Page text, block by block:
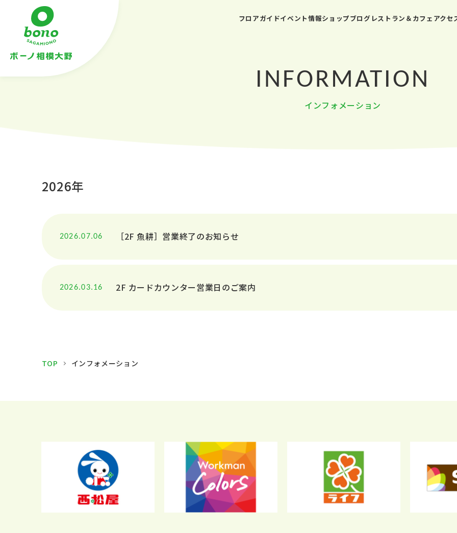
フロアガイドイベント情報ショップブログ レストラン＆カフェ アクセ
INFORMATION
インフォメーション
2026年
2026.07.06 ［2F 魚耕］営業終了のお知らせ
2026.03.16 2F カードカウンター営業日のご案内
TOP インフォメーション